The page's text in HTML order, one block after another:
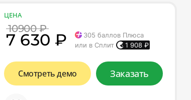
ЦЕНА
10900 ₽
7 630 ₽ 305 баллов Плюса
или в Сплит
1 908 ₽
Смотреть демо Заказать